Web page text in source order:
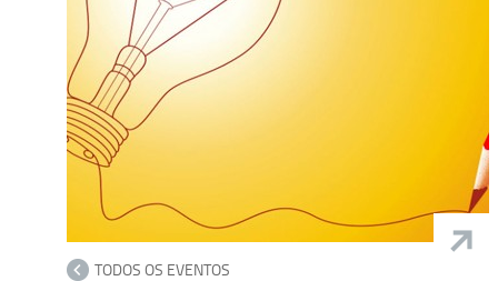
TODOS OS EVENTOS